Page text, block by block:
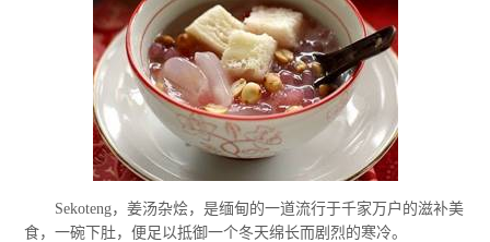
Sekoteng，姜汤杂烩，是缅甸的一道流行于千家万户的滋补美
食，一碗下肚，便足以抵御一个冬天绵长而剧烈的寒冷。